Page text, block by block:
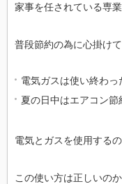
家事を任されている専
普段節約の為に心掛け
電気ガスは使い終わっ
夏の日中はエアコン節
電気とガスを使用する
この使い方は正しいのか